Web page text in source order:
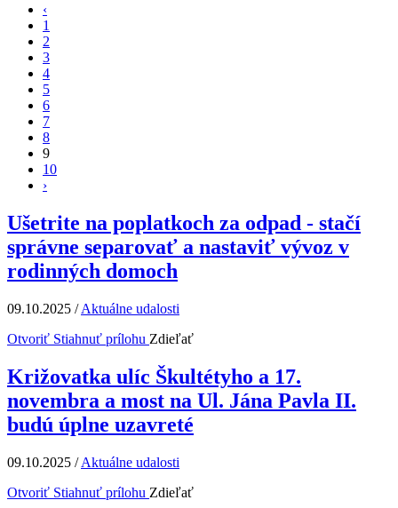
‹
1
2
3
4
5
6
7
8
9
10
›
Ušetrite na poplatkoch za odpad - stačí
správne separovať a nastaviť vývoz v
rodinných domoch
09.10.2025 /Aktuálne udalosti
Otvoriť Stiahnuť prílohu Zdieľať
Križovatka ulíc Škultétyho a 17.
novembra a most na Ul. Jána Pavla II.
budú úplne uzavreté
09.10.2025 /Aktuálne udalosti
Otvoriť Stiahnuť prílohu Zdieľať